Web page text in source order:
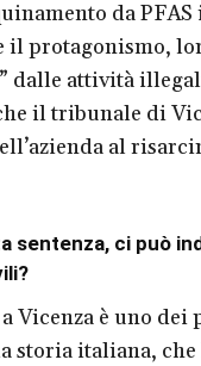
da PFAS
il protagonismo,
dalle attività
il tribunale di
al
sentenza, ci può
Vicenza è uno dei
storia italiana, che